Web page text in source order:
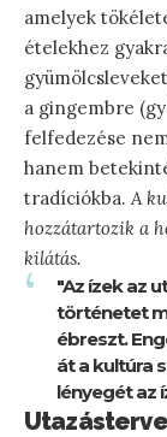
amelyek
ételekhez
a gingembre
felfedezése
hanem
tradíciókba. A
hozzátartozik a
kilátás.
"Az ízek az
történetet
ébreszt.
át a kultúra
lényegét az